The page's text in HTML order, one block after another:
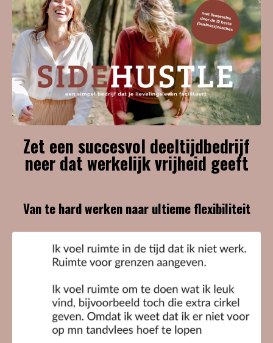
Zet een succesvol deeltijdbedrijf
neer dat werkelijk vrijheid geeft
Van te hard werken naar ultieme flexibiliteit